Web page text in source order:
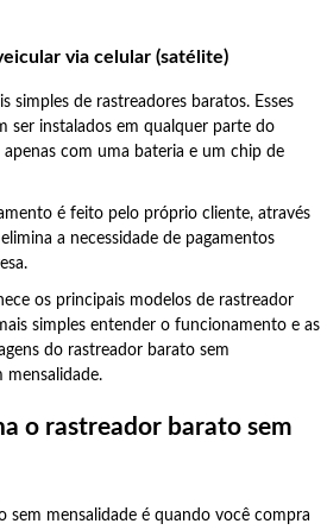
via celular (satélite)
simples de rastreadores baratos. Esses
ser instalados em qualquer parte do
com uma bateria e um chip de
é feito pelo próprio cliente, através
a necessidade de pagamentos
os principais modelos de rastreador
simples entender o funcionamento e as
do rastreador barato sem
mensalidade.
o rastreador barato sem
sem mensalidade é quando você compra